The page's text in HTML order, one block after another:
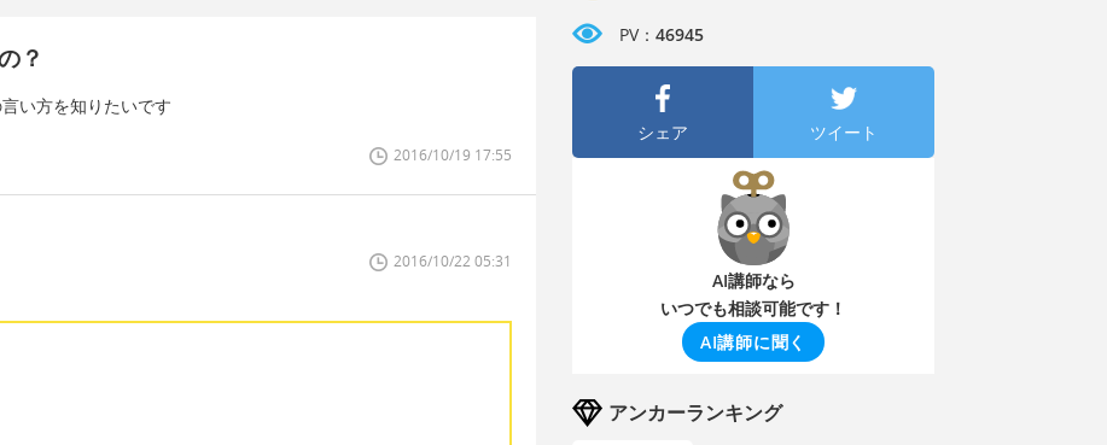
？
い方を知りたいです
2016/10/19 17:55
2016/10/22 05:31
PV： 46945
シェア ツイート
AI講師なら
いつでも相談可能です！
AI講師に聞く
アンカーランキング